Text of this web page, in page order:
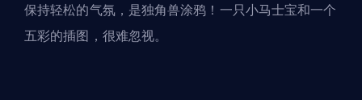
保持轻松的气氛，是独角兽涂鸦！一只小马士宝和一个
五彩的插图，很难忽视。